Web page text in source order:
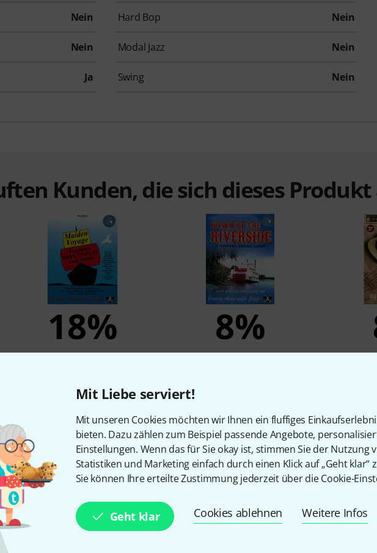
Mit Liebe serviert!
Mit unseren Cookies möchten wir Ihnen ein fluffiges
bieten. Dazu zählen zum Beispiel passende Angebote,
Einstellungen. Wenn das für Sie okay ist, stimmen Sie der Nutzung
Statistiken und Marketing einfach durch einen Klick auf „Geht klar“
Sie können Ihre erteilte Zustimmung jederzeit über die Cookie-
Geht klar Cookies ablehnen Weitere Infos
Nein Hard Bop Nein
Nein Modal Jazz Nein
Ja Swing Nein
Kunden, die sich dieses
18%
KAUFTEN
Voyage
8%
KAUFTEN
Vergleichen